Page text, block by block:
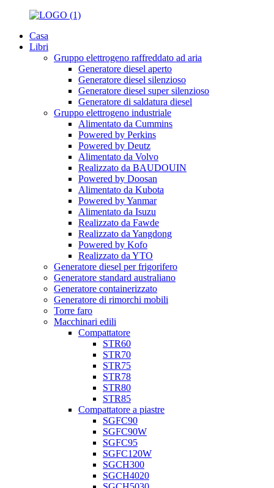
Casa
Libri
Gruppo elettrogeno raffreddato ad aria
Generatore diesel aperto
Generatore diesel silenzioso
Generatore diesel super silenzioso
Generatore di saldatura diesel
Gruppo elettrogeno industriale
Alimentato da Cummins
Powered by Perkins
Powered by Deutz
Alimentato da Volvo
Realizzato da BAUDOUIN
Powered by Doosan
Alimentato da Kubota
Powered by Yanmar
Alimentato da Isuzu
Realizzato da Fawde
Realizzato da Yangdong
Powered by Kofo
Realizzato da YTO
Generatore diesel per frigorifero
Generatore standard australiano
Generatore containerizzato
Generatore di rimorchi mobili
Torre faro
Macchinari edili
Compattatore
STR60
STR70
STR75
STR78
STR80
STR85
Compattatore a piastre
SGFC90
SGFC90W
SGFC95
SGFC120W
SGCH300
SGCH4020